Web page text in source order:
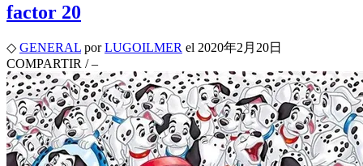
factor 20
◇ GENERAL por LUGOILMER el 2020年2月20日
COMPARTIR / –